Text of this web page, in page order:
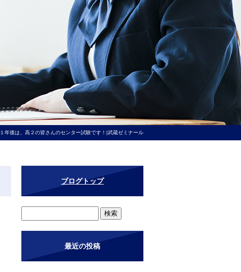
１年後は、高２の皆さんのセンター試験です！|武蔵ゼミナール
ブログトップ
最近の投稿